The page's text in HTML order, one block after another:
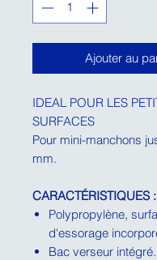
Ajouter au
IDEAL POUR LES
SURFACES
Pour mini-manchons
mm.
CARACTÉRISTIQUES :
Polypropylène,
d'essorage
Bac verseur intégré.